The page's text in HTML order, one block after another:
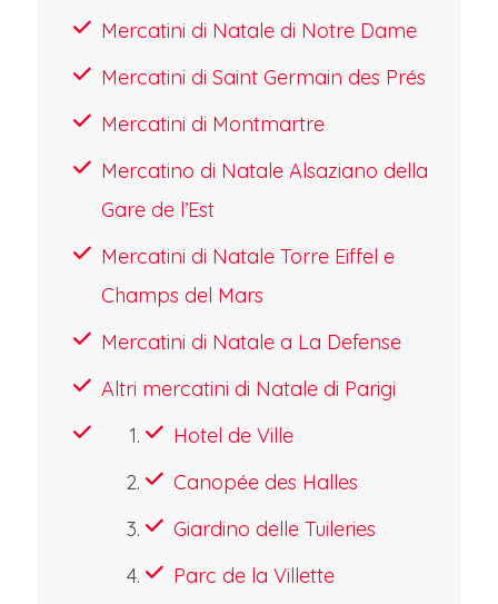
Mercatini di Natale di Notre Dame
Mercatini di Saint Germain des Prés
Mercatini di Montmartre
Mercatino di Natale Alsaziano della
Gare de l’Est
Mercatini di Natale Torre Eiffel e
Champs del Mars
Mercatini di Natale a La Defense
Altri mercatini di Natale di Parigi
Hotel de Ville
Canopée des Halles
Giardino delle Tuileries
Parc de la Villette